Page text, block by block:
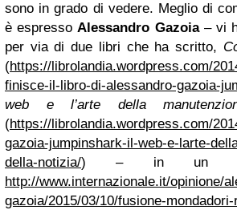
sono in grado di vedere. Meglio di
è espressoAlessandro Gazoia– vi
per via di due libri che ha scritto,
(https://librolandia.wordpress.com/
finisce-il-libro-di-alessandro-gazoia-
web e l’arte della
(https://librolandia.wordpress.com/
gazoia-jumpinshark-il-web-e-larte-
della-notizia/) – in un
http://www.internazionale.it/opinione/
gazoia/2015/03/10/fusione-